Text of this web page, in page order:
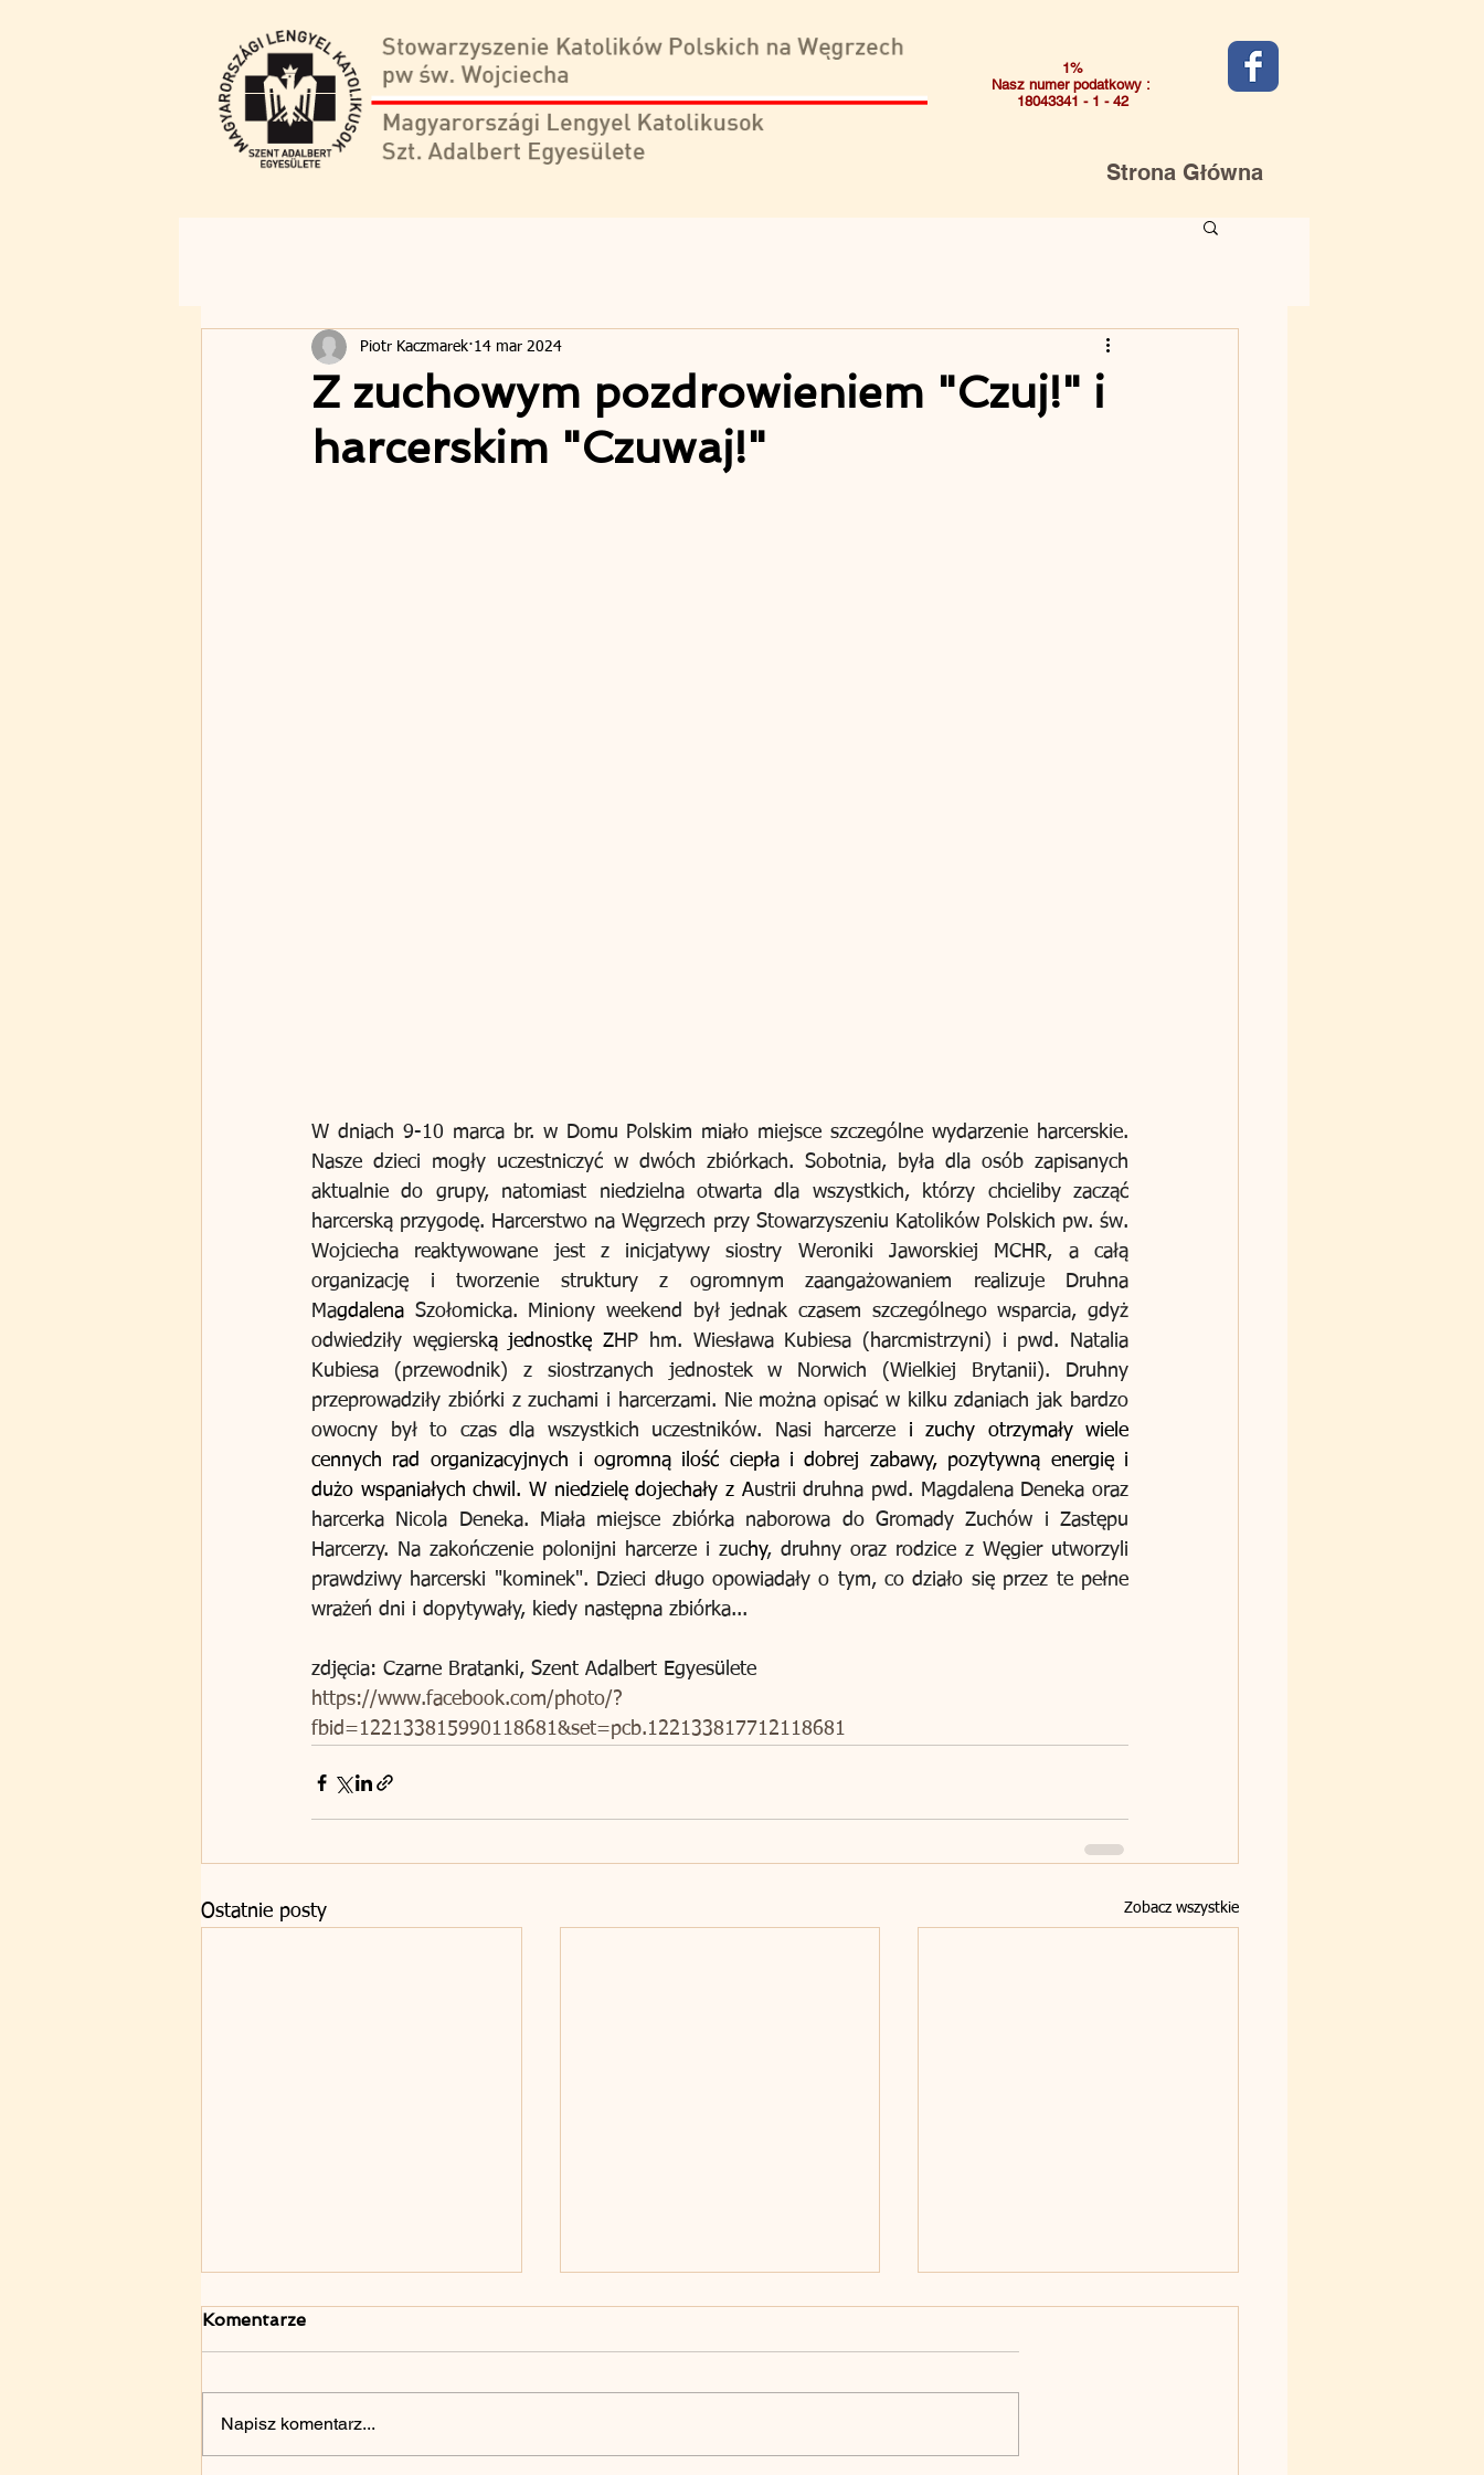
1%
Nasz numer podatkowy :
18043341 - 1 - 42
Strona Główna
Z zuchowym pozdrowieniem "Czuj!" i
harcerskim "Czuwaj!"
Piotr Kaczmarek 14 mar 2024
W dniach 9-10 marca br. w Domu Polskim miało miejsce szczególne wydarzenie harcerskie.
Nasze dzieci mogły uczestniczyć w dwóch zbiórkach. Sobotnia, była dla osób zapisanych
aktualnie do grupy, natomiast niedzielna otwarta dla wszystkich, którzy chcieliby zacząć
harcerską przygodę. Harcerstwo na Węgrzech przy Stowarzyszeniu Katolików Polskich pw. św.
Wojciecha reaktywowane jest z inicjatywy siostry Weroniki Jaworskiej MCHR, a całą
organizację i tworzenie struktury z ogromnym zaangażowaniem realizuje Druhna
Magdalena Szołomicka. Miniony weekend był jednak czasem szczególnego wsparcia, gdyż
odwiedziły węgierską jednostkę ZHP hm. Wiesława Kubiesa (harcmistrzyni) i pwd. Natalia
Kubiesa (przewodnik) z siostrzanych jednostek w Norwich (Wielkiej Brytanii). Druhny
przeprowadziły zbiórki z zuchami i harcerzami. Nie można opisać w kilku zdaniach jak bardzo
owocny był to czas dla wszystkich uczestników. Nasi harcerze i zuchy otrzymały wiele
cennych rad organizacyjnych i ogromną ilość ciepła i dobrej zabawy, pozytywną energię i
dużo wspaniałych chwil. W niedzielę dojechały z Austrii druhna pwd. Magdalena Deneka oraz
harcerka Nicola Deneka. Miała miejsce zbiórka naborowa do Gromady Zuchów i Zastępu
Harcerzy. Na zakończenie polonijni harcerze i zuchy, druhny oraz rodzice z Węgier utworzyli
prawdziwy harcerski "kominek". Dzieci długo opowiadały o tym, co działo się przez te pełne
wrażeń dni i dopytywały, kiedy następna zbiórka...
zdjęcia: Czarne Bratanki, Szent Adalbert Egyesülete
https://www.facebook.com/photo/?
fbid=122133815990118681&set=pcb.122133817712118681
Ostatnie posty Zobacz wszystkie
Komentarze
Napisz komentarz...